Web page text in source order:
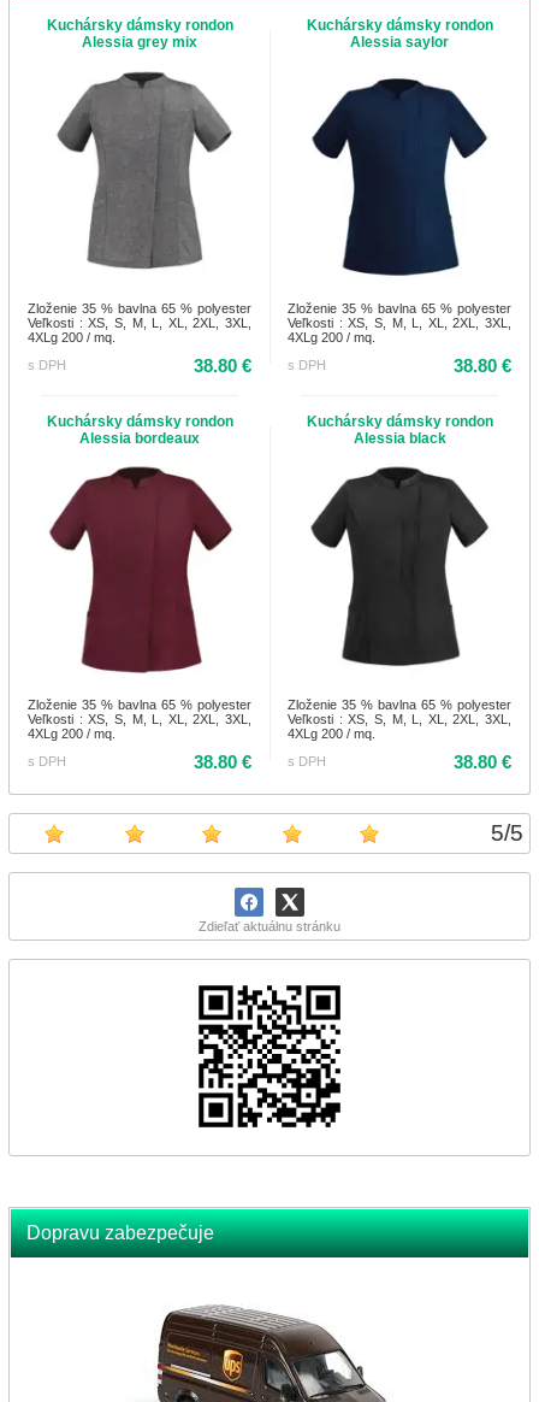
5/5
Zdieľať aktuálnu stránku
Dopravu zabezpečuje
Kuchársky dámsky rondon
Alessia grey mix
Zloženie 35 % bavlna 65 % polyester
Veľkosti : XS, S, M, L, XL, 2XL, 3XL,
4XLg 200 / mq.
s DPH
38.80 €
Kuchársky dámsky rondon
Alessia saylor
Zloženie 35 % bavlna 65 % polyester
Veľkosti : XS, S, M, L, XL, 2XL, 3XL,
4XLg 200 / mq.
s DPH
38.80 €
Kuchársky dámsky rondon
Alessia bordeaux
Zloženie 35 % bavlna 65 % polyester
Veľkosti : XS, S, M, L, XL, 2XL, 3XL,
4XLg 200 / mq.
s DPH
38.80 €
Kuchársky dámsky rondon
Alessia black
Zloženie 35 % bavlna 65 % polyester
Veľkosti : XS, S, M, L, XL, 2XL, 3XL,
4XLg 200 / mq.
s DPH
38.80 €